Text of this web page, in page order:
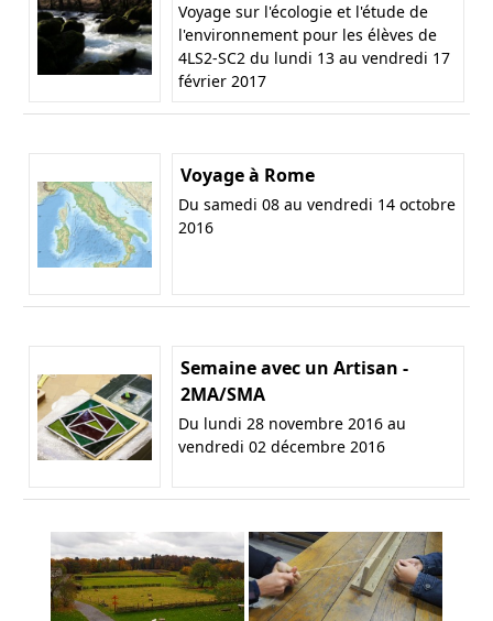
Voyage sur l'écologie et l'étude de
l'environnement pour les élèves de
4LS2-SC2 du lundi 13 au vendredi 17
février 2017
Voyage à Rome
Du samedi 08 au vendredi 14 octobre
2016
Semaine avec un Artisan -
2MA/SMA
Du lundi 28 novembre 2016 au
vendredi 02 décembre 2016